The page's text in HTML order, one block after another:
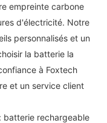
empreinte carbone
d'électricité. Notre
personnalisés et un
la batterie la
à Foxtech
et un service client
batterie rechargeable